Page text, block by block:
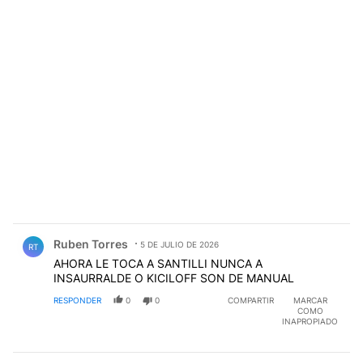
RT Ruben Torres 5 DE JULIO DE 2026
AHORA LE TOCA A SANTILLI NUNCA A
INSAURRALDE O KICILOFF SON DE MANUAL
RESPONDER 0 0 COMPARTIR
MARCAR
COMO
INAPROPIADO